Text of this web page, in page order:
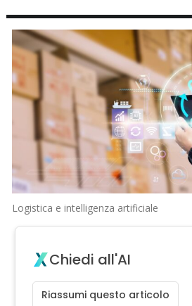
Logistica e intelligenza artificiale
Chiedi all'AI
Riassumi questo articolo